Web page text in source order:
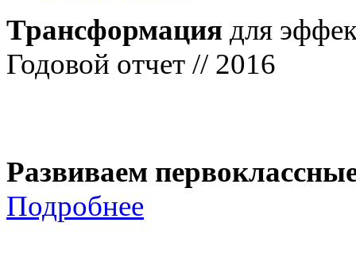
Трансформация для
Годовой отчет // 2016
Развиваем
Подробнее